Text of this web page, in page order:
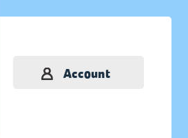
Account